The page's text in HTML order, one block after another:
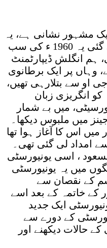
مشہور نشانی ہے، یہ
یونیورسٹی 1932 ء میں بنائی گئی یہ 1960 ء کی سب
ہم انگلش ڈیپارٹمنٹ
وہاں پر ایک برطانوی
او سے بتلارہی تھیں،
کو انگریزی زبان
میں بے شمار
میں ملبوس دیکھا۔
میں اس کا آغاز ہوا تھا
امداد لی گئی تھی۔
، اسی یونیورسٹی
میں یہ یونیورسٹی
کے نقصان سے
کے خاتمہ کے بعد اسے
ایک جدید
کے دورے سے
حالات دیکھنے اور